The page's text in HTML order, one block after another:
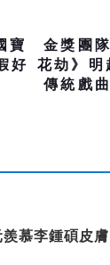
寶
好
金獎團
花劫》明
傳統戲
慕李鍾碩皮膚